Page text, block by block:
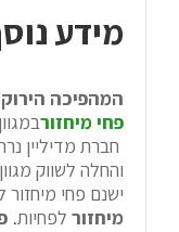
מידע
המהפיכה
פחי מיחזור
חברת מדיליין
והחלה לשווק
ישנם פחי מיחזור
מיחזור לפחיות,